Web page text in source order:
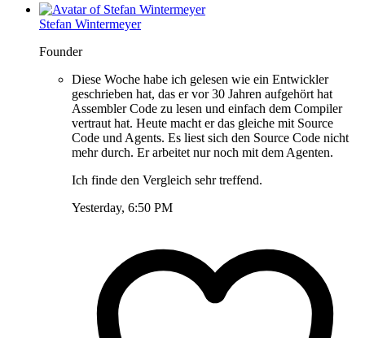
Stefan Wintermeyer
Founder
Diese Woche habe ich gelesen wie ein Entwickler
geschrieben hat, das er vor 30 Jahren aufgehört hat
Assembler Code zu lesen und einfach dem Compiler
vertraut hat. Heute macht er das gleiche mit Source
Code und Agents. Es liest sich den Source Code nicht
mehr durch. Er arbeitet nur noch mit dem Agenten.
Ich finde den Vergleich sehr treffend.
Yesterday, 6:50 PM